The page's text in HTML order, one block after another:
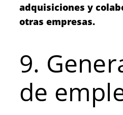
adquisiciones y
otras empresas.
9.
de